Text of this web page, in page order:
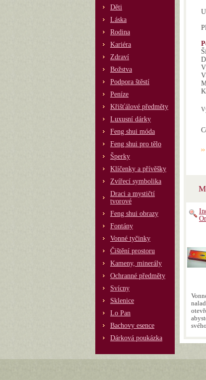
Děti
Láska
Rodina
Kariéra
Zdraví
Božstva
Podpora štěstí
Peníze
Křišťálové předměty
Luxusní dárky
Feng shui móda
Feng shui pro tělo
Šperky
Klíčenky a přívěšky
Zvířecí symbolika
Draci a mystičtí
tvorové
Feng shui obrazy
Fontány
Vonné tyčinky
Čištění prostoru
Kameny, minerály
Ochranné předměty
Svícny
Sklenice
Lo Pan
Bachovy esence
Dárková poukázka